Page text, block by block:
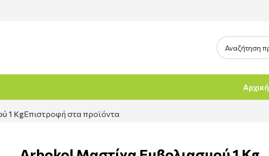
Αρχική
1 KgΕπιστροφή στα προϊόντα